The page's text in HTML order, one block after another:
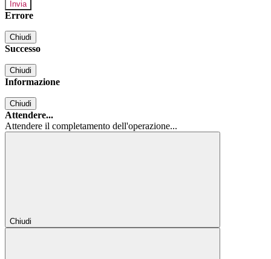
Errore
Chiudi
Successo
Chiudi
Informazione
Chiudi
Attendere...
Attendere il completamento dell'operazione...
Chiudi